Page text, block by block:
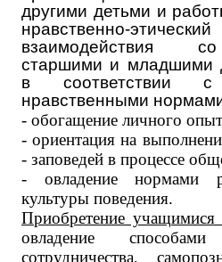
другими детьми и
нравственно-
взаимодействия
старшими и младшими
в соответствии с
нравственными
- обогащение личного
- ориентация на
- заповедей в процессе
- овладение нормами
культуры поведения.
Приобретение
овладение
сотрудничества,